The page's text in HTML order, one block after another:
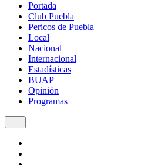
Portada
Club Puebla
Pericos de Puebla
Local
Nacional
Internacional
Estadísticas
BUAP
Opinión
Programas